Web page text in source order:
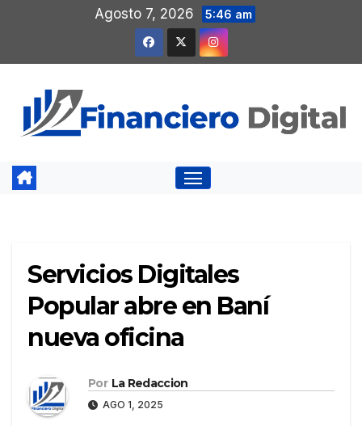
contenido
Agosto 7, 2026 5:46 am
Servicios Digitales
Popular abre en Baní
nueva oficina
Por La Redaccion
AGO 1, 2025